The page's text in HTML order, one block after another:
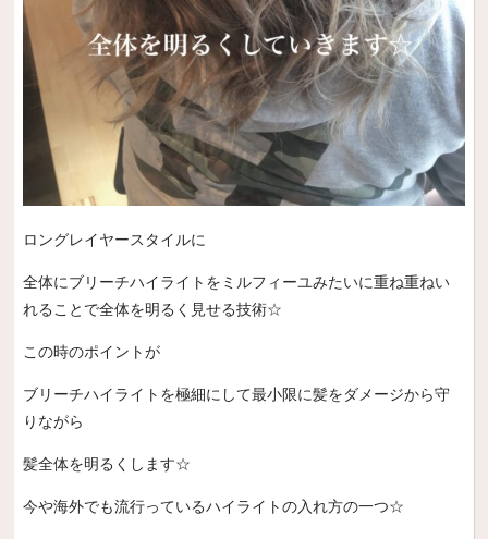
ロングレイヤースタイルに
全体にブリーチハイライトをミルフィーユみたいに重ね重ねい
れることで全体を明るく見せる技術☆
この時のポイントが
ブリーチハイライトを極細にして最小限に髪をダメージから守
りながら
髪全体を明るくします☆
今や海外でも流行っているハイライトの入れ方の一つ☆